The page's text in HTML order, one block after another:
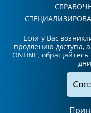
Если у Вас
продлению доступа,
ONLINE,